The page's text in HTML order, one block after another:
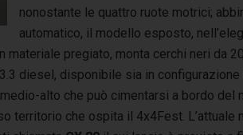
nonostante le quattro ruote motrici;
automatico, il modello esposto,
materiale pregiato, monta cerchi neri da
diesel, disponibile sia in configurazione
alto che può cimentarsi a bordo del
territorio che ospita il 4x4Fest. L’attuale